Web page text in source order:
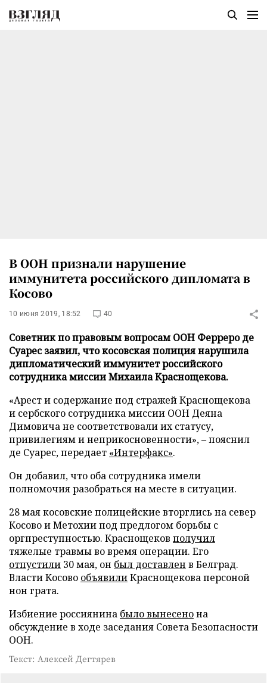
В ООН признали нарушение
иммунитета российского дипломата в
Косово
10 июня 2019, 18:52 40
Советник по правовым вопросам ООН Ферреро де
Суарес заявил, что косовская полиция нарушила
дипломатический иммунитет российского
сотрудника миссии Михаила Краснощекова.
«Арест и содержание под стражей Краснощекова
и сербского сотрудника миссии ООН Деяна
Димовича не соответствовали их статусу,
привилегиям и неприкосновенности», – пояснил
де Суарес, передает «Интерфакс».
Он добавил, что оба сотрудника имели
полномочия разобраться на месте в ситуации.
28 мая косовские полицейские вторглись на север
Косово и Метохии под предлогом борьбы с
оргпреступностью. Краснощеков получил
тяжелые травмы во время операции. Его
отпустили 30 мая, он был доставлен в Белград.
Власти Косово объявилиКраснощекова персоной
нон грата.
Избиение россиянина было вынесенона
обсуждение в ходе заседания Совета Безопасности
ООН.
Текст: Алексей Дегтярев